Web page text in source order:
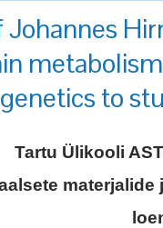
Johannes
to
Tartu Ülikooli